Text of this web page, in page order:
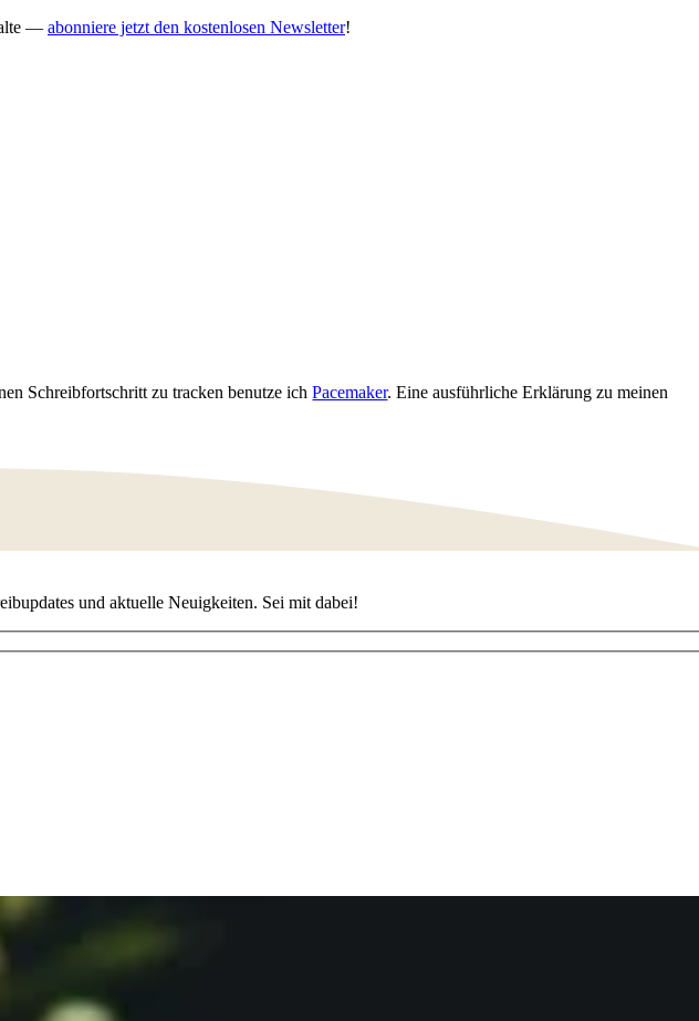
— abonniere jetzt den kostenlosen Newsletter!
Schreibfortschritt zu tracken benutze ichPacemaker. Eine ausführliche Erklärung zu meinen
und aktuelle Neuigkeiten. Sei mit dabei!